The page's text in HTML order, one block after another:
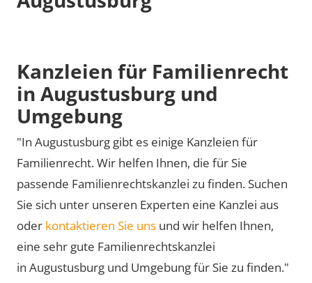
Kanzleien für Familienrecht
in Augustusburg und
Umgebung
"In Augustusburg gibt es einige Kanzleien für
Familienrecht. Wir helfen Ihnen, die für Sie
passende Familienrechtskanzlei zu finden. Suchen
Sie sich unter unseren Experten eine Kanzlei aus
oder kontaktieren Sie uns und wir helfen Ihnen,
eine sehr gute Familienrechtskanzlei
in Augustusburg und Umgebung für Sie zu finden."